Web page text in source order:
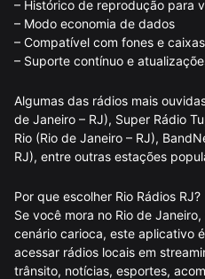
– Histórico de reprodução para
– Modo economia de dados
– Compatível com fones e
– Suporte contínuo e
Algumas das rádios mais
de Janeiro – RJ), Super Rádio
Rio (Rio de Janeiro – RJ),
RJ), entre outras estações
Por que escolher Rio Rádios RJ?
Se você mora no Rio de
cenário carioca, este aplicativo
acessar rádios locais em
trânsito, notícias, esportes,